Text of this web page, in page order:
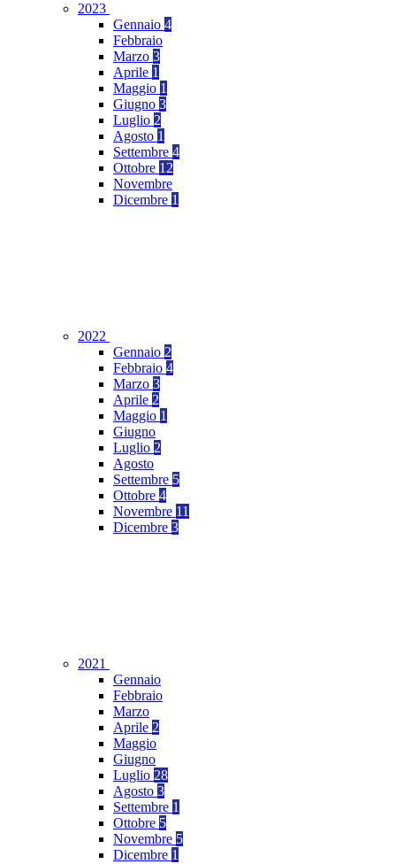
2023
Gennaio 4
Febbraio
Marzo 3
Aprile 1
Maggio 1
Giugno 3
Luglio 2
Agosto 1
Settembre 4
Ottobre 12
Novembre
Dicembre 1
2022
Gennaio 2
Febbraio 4
Marzo 3
Aprile 2
Maggio 1
Giugno
Luglio 2
Agosto
Settembre 5
Ottobre 4
Novembre 11
Dicembre 3
2021
Gennaio
Febbraio
Marzo
Aprile 2
Maggio
Giugno
Luglio 28
Agosto 3
Settembre 1
Ottobre 5
Novembre 5
Dicembre 1